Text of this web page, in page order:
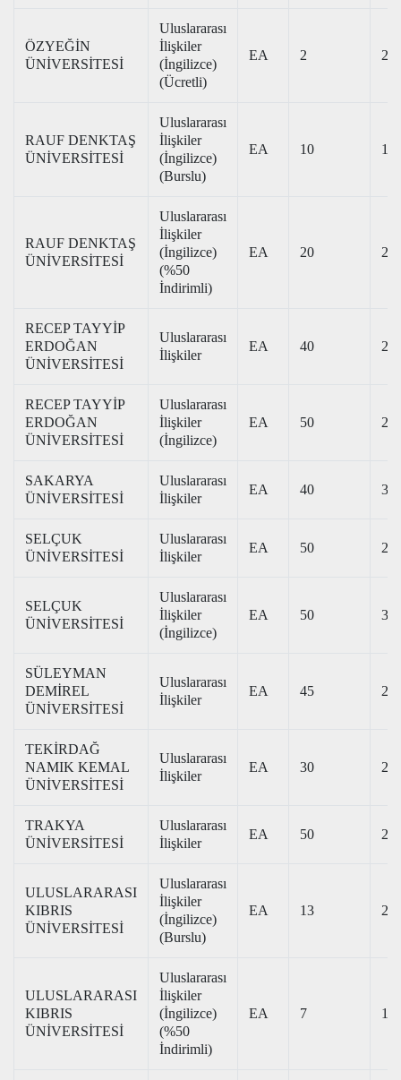
ÖZYEĞİN
ÜNİVERSİTESİ
Uluslararası
İlişkiler
(İngilizce)
(Ücretli)
EA 2
RAUF DENKTAŞ
ÜNİVERSİTESİ
Uluslararası
İlişkiler
(İngilizce)
(Burslu)
EA 10
RAUF DENKTAŞ
ÜNİVERSİTESİ
Uluslararası
İlişkiler
(İngilizce)
(%50
İndirimli)
EA 20
RECEP TAYYİP
ERDOĞAN
ÜNİVERSİTESİ
Uluslararası
İlişkiler
EA 40
RECEP TAYYİP
ERDOĞAN
ÜNİVERSİTESİ
Uluslararası
İlişkiler
(İngilizce)
EA 50
SAKARYA
ÜNİVERSİTESİ
Uluslararası
İlişkiler
EA 40
SELÇUK
ÜNİVERSİTESİ
Uluslararası
İlişkiler
EA 50
SELÇUK
ÜNİVERSİTESİ
Uluslararası
İlişkiler
(İngilizce)
EA 50
SÜLEYMAN
DEMİREL
ÜNİVERSİTESİ
Uluslararası
İlişkiler
EA 45
TEKİRDAĞ
NAMIK KEMAL
ÜNİVERSİTESİ
Uluslararası
İlişkiler
EA 30
TRAKYA
ÜNİVERSİTESİ
Uluslararası
İlişkiler
EA 50
ULUSLARARASI
KIBRIS
ÜNİVERSİTESİ
Uluslararası
İlişkiler
(İngilizce)
(Burslu)
EA 13
ULUSLARARASI
KIBRIS
ÜNİVERSİTESİ
Uluslararası
İlişkiler
(İngilizce)
(%50
İndirimli)
EA 7